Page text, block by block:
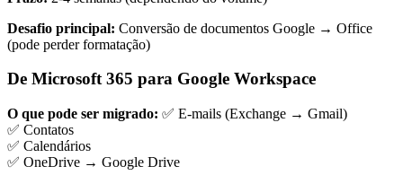
Desafio principal: Conversão de documentos Google → Office
(pode perder formatação)
De Microsoft 365 para Google Workspace
O que pode ser migrado: ✅ E-mails (Exchange → Gmail)
✅ Contatos
✅ Calendários
✅ OneDrive → Google Drive